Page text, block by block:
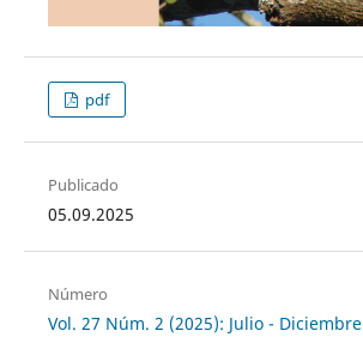
pdf
Publicado
05.09.2025
Número
Vol. 27 Núm. 2 (2025): Julio - Diciembre